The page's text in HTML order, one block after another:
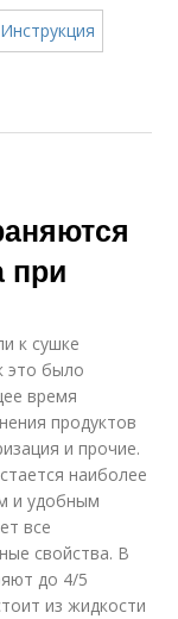
при
к сушке
это было
время
продуктов
и прочие.
наиболее
и удобным
все
свойства. В
до 4/5
из жидкости